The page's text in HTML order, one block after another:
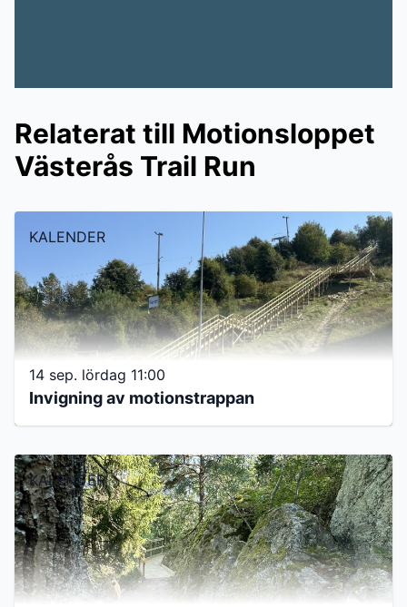
Relaterat till Motionsloppet
Västerås Trail Run
KALENDER
14 sep. lördag 11:00
Invigning av motionstrappan
KALENDER